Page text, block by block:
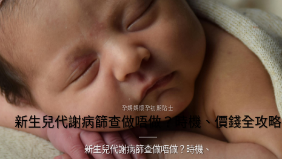
孕媽媽懷孕初期貼士
新生兒代謝病篩查做唔做？時機、價錢全攻略
新生兒代謝病篩查做唔做？時機、